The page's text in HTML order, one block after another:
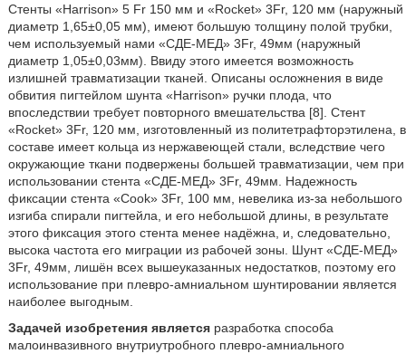
Стенты «Harrison» 5 Fr 150 мм и «Rocket» 3Fr, 120 мм (наружный
диаметр 1,65±0,05 мм), имеют большую толщину полой трубки,
чем используемый нами «СДЕ-МЕД» 3Fr, 49мм (наружный
диаметр 1,05±0,03мм). Ввиду этого имеется возможность
излишней травматизации тканей. Описаны осложнения в виде
обвития пигтейлом шунта «Harrison» ручки плода, что
впоследствии требует повторного вмешательства [8]. Стент
«Rocket» 3Fr, 120 мм, изготовленный из политетрафторэтилена, в
составе имеет кольца из нержавеющей стали, вследствие чего
окружающие ткани подвержены большей травматизации, чем при
использовании стента «СДЕ-МЕД» 3Fr, 49мм. Надежность
фиксации стента «Cook» 3Fr, 100 мм, невелика из-за небольшого
изгиба спирали пигтейла, и его небольшой длины, в результате
этого фиксация этого стента менее надёжна, и, следовательно,
высока частота его миграции из рабочей зоны. Шунт «СДЕ-МЕД»
3Fr, 49мм, лишён всех вышеуказанных недостатков, поэтому его
использование при плевро-амниальном шунтировании является
наиболее выгодным.
Задачей изобретения являетсяразработка способа
малоинвазивного внутриутробного плевро-амниального